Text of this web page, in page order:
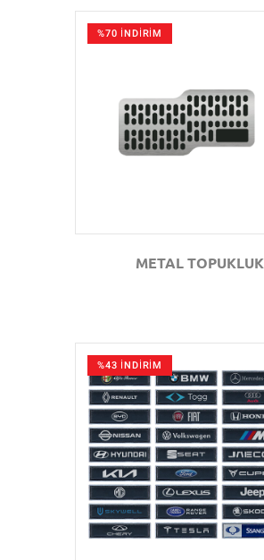
%70 İNDİRİM
GÖZAT
METAL TOPUKLUK
%43 İNDİRİM
GÖZAT